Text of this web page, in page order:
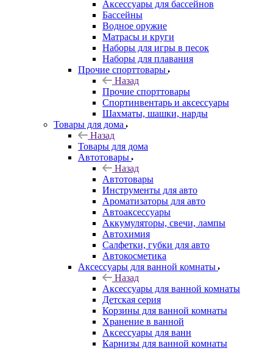
Аксессуары для бассейнов
Бассейны
Водное оружие
Матрасы и круги
Наборы для игры в песок
Наборы для плавания
Прочие спорттовары
Назад
Прочие спорттовары
Спортинвентарь и аксессуары
Шахматы, шашки, нарды
Товары для дома
Назад
Товары для дома
Автотовары
Назад
Автотовары
Инструменты для авто
Ароматизаторы для авто
Автоаксессуары
Аккумуляторы, свечи, лампы
Автохимия
Салфетки, губки для авто
Автокосметика
Аксессуары для ванной комнаты
Назад
Аксессуары для ванной комнаты
Детская серия
Корзины для ванной комнаты
Хранение в ванной
Аксессуары для ванн
Карнизы для ванной комнаты